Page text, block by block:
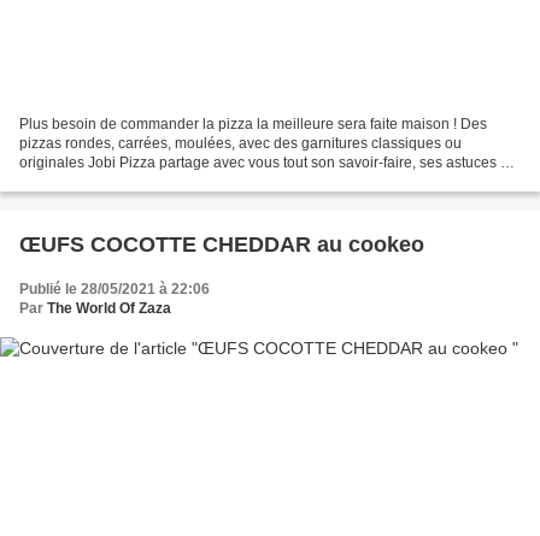
Plus besoin de commander la pizza la meilleure sera faite maison ! Des
pizzas rondes, carrées, moulées, avec des garnitures classiques ou
originales Jobi Pizza partage avec vous tout son savoir-faire, ses astuces et
ŒUFS COCOTTE CHEDDAR au cookeo
Publié le 28/05/2021 à 22:06
Par The World Of Zaza